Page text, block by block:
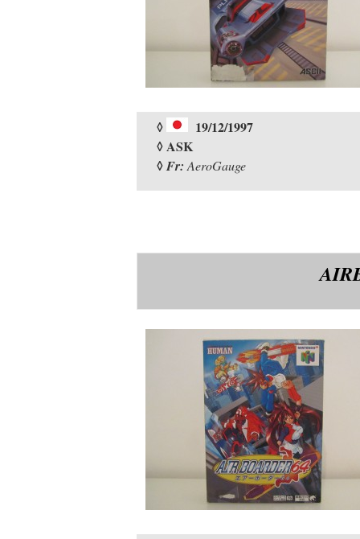
◊
19/12/1997
◊ ASK
◊Fr: AeroGauge